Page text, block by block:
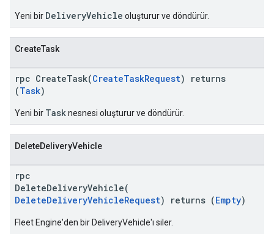
Yeni bir DeliveryVehicle oluşturur ve döndürür.
CreateTask
rpc CreateTask(CreateTaskRequest) returns
(Task)
Yeni bir Tasknesnesi oluşturur ve döndürür.
DeleteDeliveryVehicle
rpc
DeleteDeliveryVehicle(
DeleteDeliveryVehicleRequest) returns (Empty)
Fleet Engine'den bir DeliveryVehicle'ı siler.